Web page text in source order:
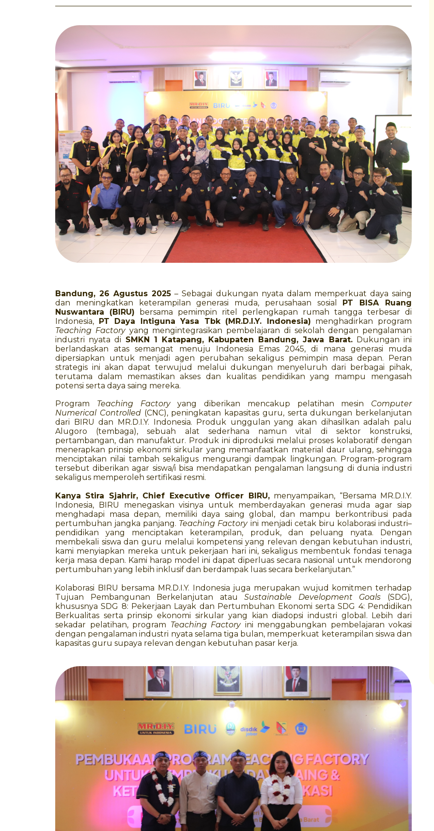
Bandung, 26 Agustus 2025 – Sebagai dukungan nyata dalam memperkuat daya saing
dan meningkatkan keterampilan generasi muda, perusahaan sosial PT BISA Ruang
Nuswantara (BIRU) bersama pemimpin ritel perlengkapan rumah tangga terbesar di
Indonesia, PT Daya Intiguna Yasa Tbk (MR.D.I.Y. Indonesia) menghadirkan program
Teaching Factoryyang mengintegrasikan pembelajaran di sekolah dengan pengalaman
industri nyata di SMKN 1 Katapang, Kabupaten Bandung, Jawa Barat.Dukungan ini
berlandaskan atas semangat menuju Indonesia Emas 2045, di mana generasi muda
dipersiapkan untuk menjadi agen perubahan sekaligus pemimpin masa depan. Peran
strategis ini akan dapat terwujud melalui dukungan menyeluruh dari berbagai pihak,
terutama dalam memastikan akses dan kualitas pendidikan yang mampu mengasah
potensi serta daya saing mereka.
Program Teaching Factoryyang diberikan mencakup pelatihan mesin Computer
Numerical Controlled(CNC), peningkatan kapasitas guru, serta dukungan berkelanjutan
dari BIRU dan MR.D.I.Y. Indonesia. Produk unggulan yang akan dihasilkan adalah palu
Alugoro (tembaga), sebuah alat sederhana namun vital di sektor konstruksi,
pertambangan, dan manufaktur. Produk ini diproduksi melalui proses kolaboratif dengan
menerapkan prinsip ekonomi sirkular yang memanfaatkan material daur ulang, sehingga
menciptakan nilai tambah sekaligus mengurangi dampak lingkungan. Program-program
tersebut diberikan agar siswa/i bisa mendapatkan pengalaman langsung di dunia industri
sekaligus memperoleh sertifikasi resmi.
Kanya Stira Sjahrir, Chief Executive Officer BIRU,menyampaikan, “Bersama MR.D.I.Y.
Indonesia, BIRU menegaskan visinya untuk memberdayakan generasi muda agar siap
menghadapi masa depan, memiliki daya saing global, dan mampu berkontribusi pada
pertumbuhan jangka panjang. Teaching Factoryini menjadi cetak biru kolaborasi industri–
pendidikan yang menciptakan keterampilan, produk, dan peluang nyata. Dengan
membekali siswa dan guru melalui kompetensi yang relevan dengan kebutuhan industri,
kami menyiapkan mereka untuk pekerjaan hari ini, sekaligus membentuk fondasi tenaga
kerja masa depan. Kami harap model ini dapat diperluas secara nasional untuk mendorong
pertumbuhan yang lebih inklusif dan berdampak luas secara berkelanjutan.”
Kolaborasi BIRU bersama MR.D.I.Y. Indonesia juga merupakan wujud komitmen terhadap
Tujuan Pembangunan Berkelanjutan atauSustainable Development Goals (SDG),
khususnya SDG 8: Pekerjaan Layak dan Pertumbuhan Ekonomi serta SDG 4: Pendidikan
Berkualitas serta prinsip ekonomi sirkular yang kian diadopsi industri global. Lebih dari
sekadar pelatihan, program Teaching Factoryini menggabungkan pembelajaran vokasi
dengan pengalaman industri nyata selama tiga bulan, memperkuat keterampilan siswa dan
kapasitas guru supaya relevan dengan kebutuhan pasar kerja.